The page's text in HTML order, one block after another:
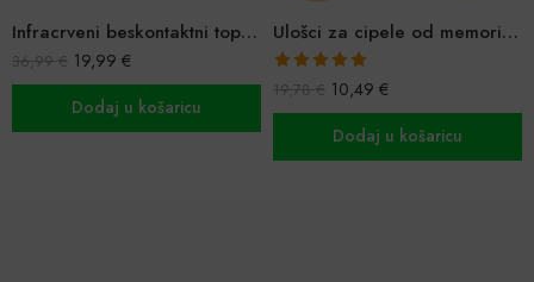
Ulošci za cipele od memorijske pjene
Ocijenjeno
od 5
19,78€ 10,49€
Dodaj u košaricu
Vibrirajući ručni masažer
19,78€ 10,49
Dodaj u košaricu